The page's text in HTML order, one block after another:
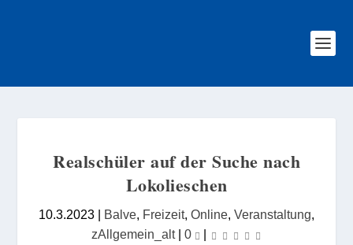
Realschüler auf der Suche nach
Lokolieschen
10.3.2023 | Balve, Freizeit, Online, Veranstaltung,
zAllgemein_alt| 0 |